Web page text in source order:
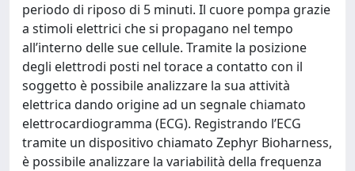
periodo di riposo di 5 minuti. Il cuore pompa grazie
a stimoli elettrici che si propagano nel tempo
all’interno delle sue cellule. Tramite la posizione
degli elettrodi posti nel torace a contatto con il
soggetto è possibile analizzare la sua attività
elettrica dando origine ad un segnale chiamato
elettrocardiogramma (ECG). Registrando l’ECG
tramite un dispositivo chiamato Zephyr Bioharness,
è possibile analizzare la variabilità della frequenza